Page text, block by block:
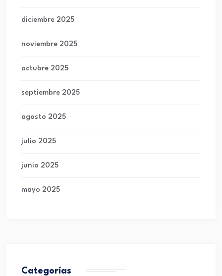
diciembre 2025
noviembre 2025
octubre 2025
septiembre 2025
agosto 2025
julio 2025
junio 2025
mayo 2025
Categorías